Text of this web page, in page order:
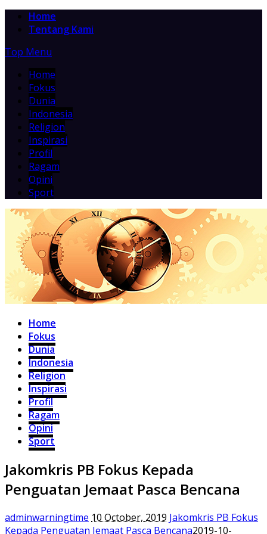
Home
Tentang Kami
Top Menu
Home
Fokus
Dunia
Indonesia
Religion
Inspirasi
Profil
Ragam
Opini
Sport
Home
Fokus
Dunia
Indonesia
Religion
Inspirasi
Profil
Ragam
Opini
Sport
Jakomkris PB Fokus Kepada
Penguatan Jemaat Pasca Bencana
adminwarningtime 10 October, 2019 Jakomkris PB Fokus
Kepada Penguatan Jemaat Pasca Bencana2019-10-